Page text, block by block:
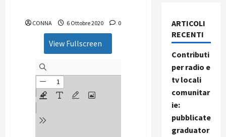
CONNA 6 Ottobre 2020 0
View Fullscreen
ARTICOLI
RECENTI
Contributi
per radio e
tv locali
comunitar
ie:
pubblicate
graduator